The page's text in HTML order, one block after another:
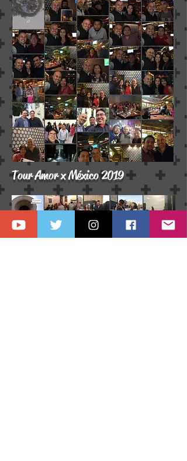
Tour Amor x México 2019